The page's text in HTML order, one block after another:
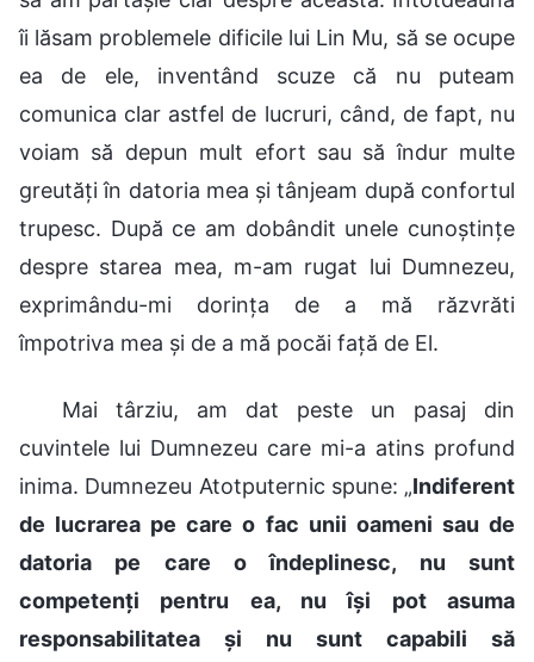
îi lăsam problemele dificile lui Lin Mu, să se ocupe
ea de ele, inventând scuze că nu puteam
comunica clar astfel de lucruri, când, de fapt, nu
voiam să depun mult efort sau să îndur multe
greutăți în datoria mea și tânjeam după confortul
trupesc. După ce am dobândit unele cunoștințe
despre starea mea, m-am rugat lui Dumnezeu,
exprimându-mi dorința de a mă răzvrăti
împotriva mea și de a mă pocăi față de El.
Mai târziu, am dat peste un pasaj din
cuvintele lui Dumnezeu care mi-a atins profund
inima. Dumnezeu Atotputernic spune: „Indiferent
de lucrarea pe care o fac unii oameni sau de
datoria pe care o îndeplinesc, nu sunt
competenți pentru ea, nu își pot asuma
responsabilitatea și nu sunt capabili să